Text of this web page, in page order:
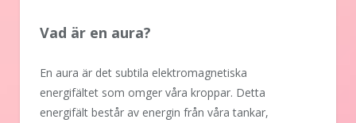
Vad är en aura?
En aura är det subtila elektromagnetiska
energifältet som omger våra kroppar. Detta
energifält består av energin från våra tankar,